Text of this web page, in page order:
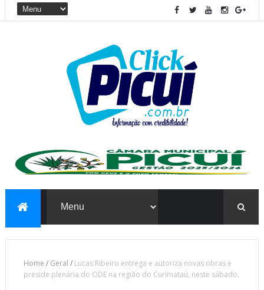
Home / Geral / Lucas Ribeiro entrega e autoriza novas obras e
preside plenária do ODE na região do Curimataú, neste sábado.